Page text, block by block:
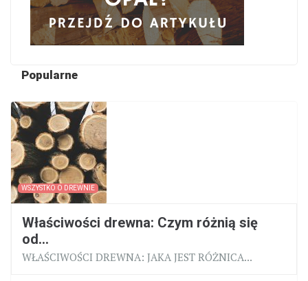
Popularne
WSZYSTKO O DREWNIE
Właściwości drewna: Czym różnią się
od...
WŁAŚCIWOŚCI DREWNA: JAKA JEST RÓŻNICA...